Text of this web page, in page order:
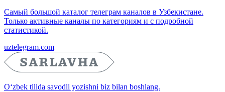
Самый большой каталог телеграм каналов в Узбекистане.
Только активные каналы по категориям и с подробной
статистикой.
uztelegram.com
O‘zbek tilida savodli yozishni biz bilan boshlang.